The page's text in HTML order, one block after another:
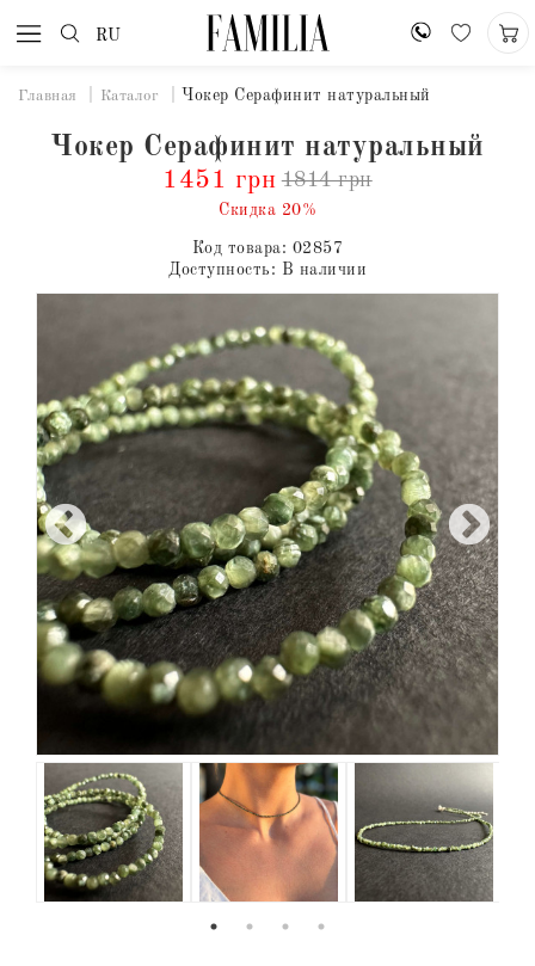
RU
Главная Каталог Чокер Серафинит натуральный
Чокер Серафинит натуральный
1451 грн 1814 грн
Скидка 20%
Код товара: 02857
Доступность: В наличии